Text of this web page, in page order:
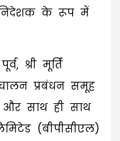
निदेशक के रूप में
श्री मूर्ति
प्रबंधन समूह
साथ ही साथ
(बीपीसीएल)